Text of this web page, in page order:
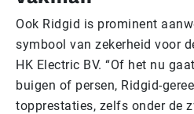
Ook Ridgid is prominent
symbool van zekerheid voor
HK Electric BV. “Of het nu
buigen of persen, Ridgid-
topprestaties, zelfs onder de